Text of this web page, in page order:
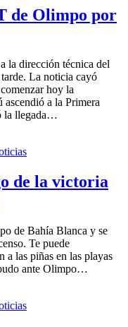
de Olimpo por
la dirección técnica del
La noticia cayó
hoy la
a la Primera
la llegada…
de la victoria
de Bahía Blanca y se
Te puede
a las piñas en las playas
ante Olimpo…